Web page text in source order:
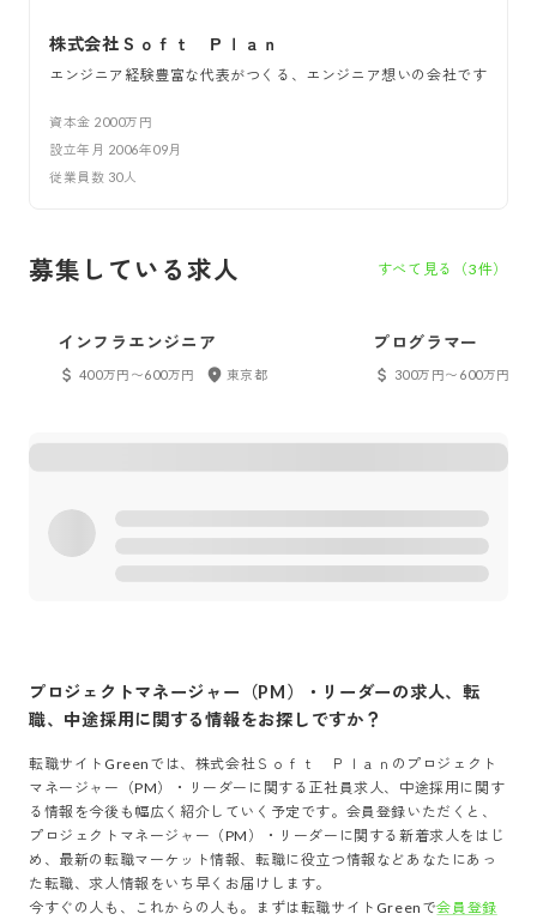
株式会社Ｓｏｆｔ Ｐｌａｎ
エンジニア経験豊富な代表がつくる、エンジニア想いの会社です
資本金 2000万円
設立年月 2006年09月
従業員数 30人
募集している求人 すべて見る（3件）
インフラエンジニア
400万円〜600万円 東京都
プログラマー
300万円〜600万円
プロジェクトマネージャー（PM）・リーダーの求人、転
職、中途採用に関する情報をお探しですか？
転職サイトGreenでは、 株式会社Ｓｏｆｔ Ｐｌａｎ の プロジェクト
マネージャー（PM）・リーダー に関する正社員求人、中途採用に関す
る情報を今後も幅広く紹介していく予定です。会員登録いただくと、
プロジェクトマネージャー（PM）・リーダー に関する新着求人をはじ
め、最新の転職マーケット情報、転職に役立つ情報などあなたにあっ
た転職、求人情報をいち早くお届けします。
今すぐの人も、これからの人も。まずは転職サイトGreenで会員登録